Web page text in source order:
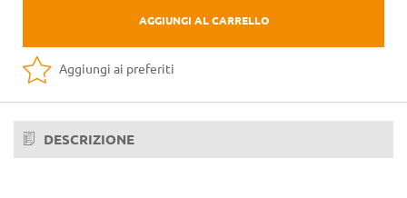
AGGIUNGI AL CARRELLO
Aggiungi ai preferiti
DESCRIZIONE